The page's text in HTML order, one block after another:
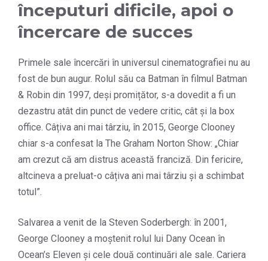
începuturi dificile, apoi o
încercare de succes
Primele sale încercări în universul cinematografiei nu au
fost de bun augur. Rolul său ca Batman în filmul Batman
& Robin din 1997, deși promițător, s-a dovedit a fi un
dezastru atât din punct de vedere critic, cât și la box
office. Câțiva ani mai târziu, în 2015, George Clooney
chiar s-a confesat la The Graham Norton Show: „Chiar
am crezut că am distrus această franciză. Din fericire,
altcineva a preluat-o câțiva ani mai târziu și a schimbat
totul”.
Salvarea a venit de la Steven Soderbergh: în 2001,
George Clooney a moștenit rolul lui Dany Ocean în
Ocean’s Eleven și cele două continuări ale sale. Cariera